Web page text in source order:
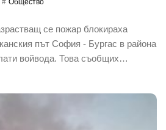
се пожар блокираха
път София - Бургас в района
войвода. Това съобщих…